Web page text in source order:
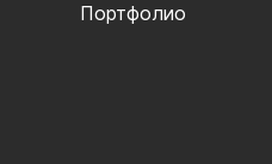
Портфолио